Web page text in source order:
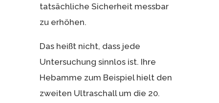
tatsächliche Sicherheit messbar
zu erhöhen.
Das heißt nicht, dass jede
Untersuchung sinnlos ist. Ihre
Hebamme zum Beispiel hielt den
zweiten Ultraschall um die 20.